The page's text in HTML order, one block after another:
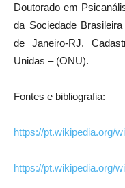
Doutorado em
da Sociedade
de Janeiro-RJ.
Unidas – (ONU).
Fontes e bibliografia:
https://pt.wikipedia.org/
https://pt.wikipedia.org/